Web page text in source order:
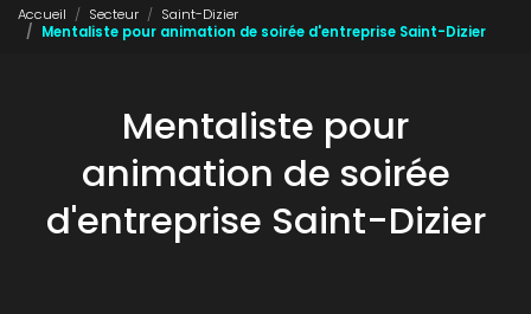
Accueil Secteur
Saint-Dizier
Mentaliste pour animation de soirée d'entreprise Saint-Dizier
Mentaliste pour
animation de soirée
d'entreprise Saint-Dizier